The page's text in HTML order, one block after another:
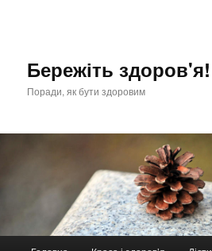
Бережіть здоров'я!
Поради, як бути здоровим